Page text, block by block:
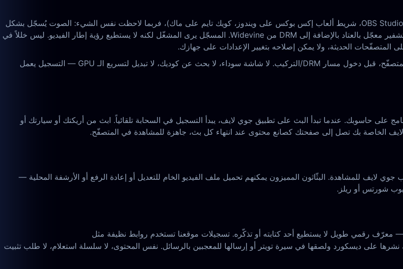
إذا حاولت تسجيل بث جوي لايف الخاص بك بمسجّل سطح مكتب (التقاط شاشة OBS Studio، شريط ألعاب إكس بوكس على ويندوز، كويك تايم على ماك)، فربما لاحظت نفس الشيء: الصوت يُسجّل بشكل
جيد، لكن الفيديو يظهر كمستطيل أسود. هذا مشغّل ويب جوي لايف يستخدم فك تشفير معجّل بالعتاد بالإضافة إلى DRM من Widevine. المسجّل يرى المشغّل لكنه لا يستطيع رؤية إطار الفيديو. ليس خللاً في
الحديثة، ولا يمكن إصلاحه بتغيير الإعدادات على جهازك.
الحل العملي هو تخطّي تسجيل الشاشة تماماً. موقعنا يلتقط بث جوي لايف قبل المتصفّح، قبل دخول مسار DRM/التركيب. لا شاشة سوداء، لا بحث عن كوديك، لا تبديل لتسريع الـ GPU — التسجيل يعمل
على حاسوبك. عندما تبدأ البث على تطبيق جوي لايف، يبدأ التسجيل في السحابة تلقائياً. ابث من أريكتك أو سيارتك أو
الخاصة بك تصل إلى صفحتك كصانع محتوى عند انتهاء كل بث، جاهزة للمشاهدة في المتصفّح.
للمشاهدة. البثّاثون المميزون يمكنهم تحميل ملف الفيديو الخام للتعديل أو إعادة الرفع أو الأرشفة المحلية —
— معرّف رقمي طويل لا يستطيع أحد كتابته أو تذكّره. تسجيلات موقعنا تستخدم روابط نظيفة مثل
نشرها على ديسكورد ولصقها في سيرة تويتر أو إرسالها للمعجبين بالرسائل. نفس المحتوى، لا سلسلة استعلام، لا طلب تثبيت